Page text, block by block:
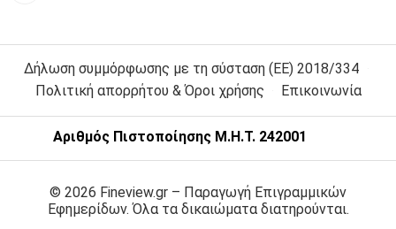
Δήλωση συμμόρφωσης με τη σύσταση (ΕΕ) 2018/334
Πολιτική απορρήτου & Όροι χρήσης
Επικοινωνία
Αριθμός Πιστοποίησης Μ.Η.Τ. 242001
© 2026 Fineview.gr – Παραγωγή Επιγραμμικών
Εφημερίδων. Όλα τα δικαιώματα διατηρούνται.